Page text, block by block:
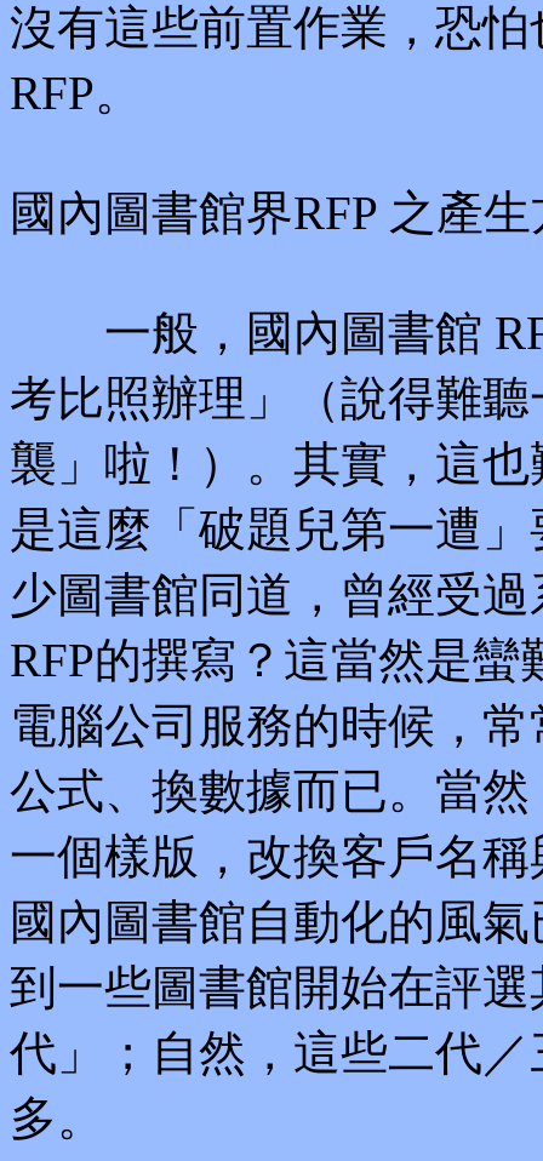
沒有這些前置作業，恐
RFP。
國內圖書館界RFP 之產
一般，國內圖書館
考比照辦理」（說得難
襲」啦！）。其實，這
是這麼「破題兒第一遭
少圖書館同道，曾經受
RFP的撰寫？這當然是
電腦公司服務的時候，
公式、換數據而已。當
一個樣版，改換客戶名
國內圖書館自動化的風
到一些圖書館開始在評
代」；自然，這些二代
多。